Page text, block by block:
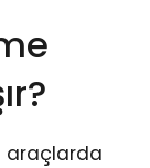
araçlarda